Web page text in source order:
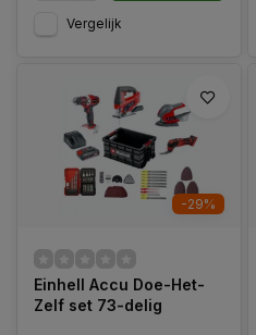
Vergelijk
-29%
Einhell Accu Doe-Het-
Zelf set 73-delig